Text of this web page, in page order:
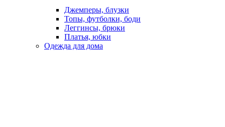
Джемперы, блузки
Топы, футболки, боди
Леггинсы, брюки
Платья, юбки
Одежда для дома